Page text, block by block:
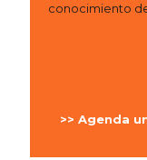
conocimiento
>> Agenda